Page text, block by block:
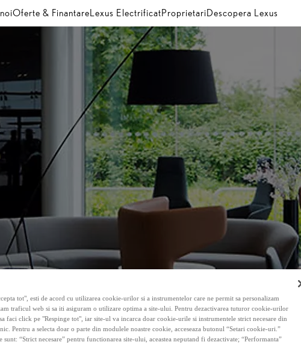
Oferte & FinantareLexus ElectrificatProprietariDescopera Lexus
tot", esti de acord cu utilizarea cookie-urilor si a instrumentelor care ne permit sa personalizam
traficul web si sa iti asiguram o utilizare optima a site-ului. Pentru dezactivarea tuturor cookie-urilor
faci click pe "Respinge tot", iar site-ul va incarca doar cookie-urile si instrumentele strict necesare din
Pentru a selecta doar o parte din modulele noastre cookie, acceseaza butonul “Setari cookie-uri.”
“Strict necesare” pentru functionarea site-ului, aceastea neputand fi dezactivate; “Performanta”